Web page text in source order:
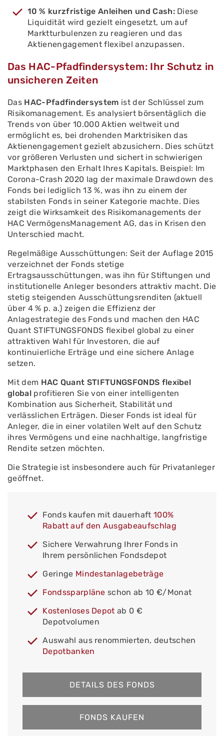
10 % kurzfristige Anleihen und Cash:Diese
Liquidität wird gezielt eingesetzt, um auf
Marktturbulenzen zu reagieren und das
Aktienengagement flexibel anzupassen.
Das HAC-Pfadfindersystem: Ihr Schutz in
unsicheren Zeiten
Das HAC-Pfadfindersystem ist der Schlüssel zum
Risikomanagement. Es analysiert börsentäglich die
Trends von über 10.000 Aktien weltweit und
ermöglicht es, bei drohenden Marktrisiken das
Aktienengagement gezielt abzusichern. Dies schützt
vor größeren Verlusten und sichert in schwierigen
Marktphasen den Erhalt Ihres Kapitals. Beispiel: Im
Corona-Crash 2020 lag der maximale Drawdown des
Fonds bei lediglich 13 %, was ihn zu einem der
stabilsten Fonds in seiner Kategorie machte. Dies
zeigt die Wirksamkeit des Risikomanagements der
HAC VermögensManagement AG, das in Krisen den
Unterschied macht.
Regelmäßige Ausschüttungen: Seit der Auflage 2015
verzeichnet der Fonds stetige
Ertragsausschüttungen, was ihn für Stiftungen und
institutionelle Anleger besonders attraktiv macht. Die
stetig steigenden Ausschüttungsrenditen (aktuell
über 4 % p. a.) zeigen die Effizienz der
Anlagestrategie des Fonds und machen den HAC
Quant STIFTUNGSFONDS flexibel global zu einer
attraktiven Wahl für Investoren, die auf
kontinuierliche Erträge und eine sichere Anlage
setzen.
Mit dem HAC Quant STIFTUNGSFONDS flexibel
globalprofitieren Sie von einer intelligenten
Kombination aus Sicherheit, Stabilität und
verlässlichen Erträgen. Dieser Fonds ist ideal für
Anleger, die in einer volatilen Welt auf den Schutz
ihres Vermögens und eine nachhaltige, langfristige
Rendite setzen möchten.
Die Strategie ist insbesondere auch für Privatanleger
geöffnet.
Fonds kaufen mit dauerhaft 100%
Rabatt auf den Ausgabeaufschlag
Sichere Verwahrung Ihrer Fonds in
Ihrem persönlichen Fondsdepot
Geringe Mindestanlagebeträge
Fondssparpläne schon ab 10 €/Monat
Kostenloses Depot ab 0 €
Depotvolumen
Auswahl aus renommierten, deutschen
Depotbanken
DETAILS DES FONDS
FONDS KAUFEN